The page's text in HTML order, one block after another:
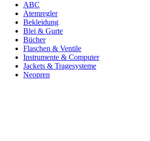
ABC
Atemregler
Bekleidung
Blei & Gurte
Bücher
Flaschen & Ventile
Instrumente & Computer
Jackets & Tragesysteme
Neopren